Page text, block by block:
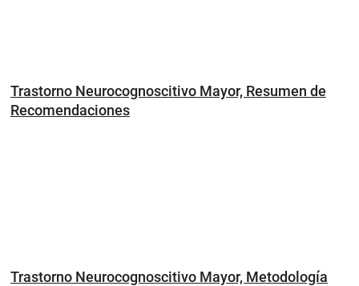
Trastorno Neurocognoscitivo Mayor, Resumen de
Recomendaciones
Trastorno Neurocognoscitivo Mayor, Metodología